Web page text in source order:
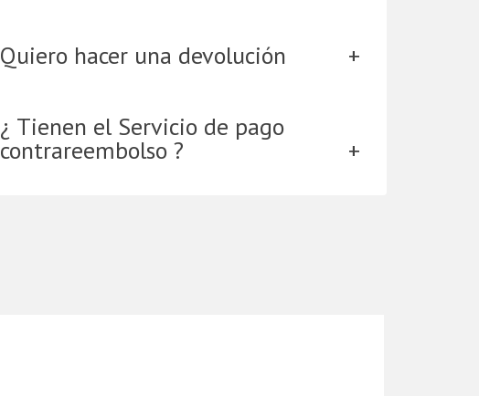
Quiero hacer una devolución
¿ Tienen el Servicio de pago
contrareembolso ?